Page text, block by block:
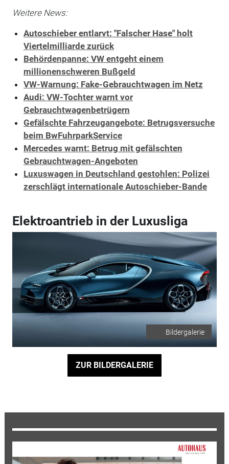
Weitere News:
Autoschieber entlarvt: "Falscher Hase" holt
Viertelmilliarde zurück
Behördenpanne: VW entgeht einem
millionenschweren Bußgeld
VW-Warnung: Fake-Gebrauchtwagen im Netz
Audi: VW-Tochter warnt vor
Gebrauchtwagenbetrügern
Gefälschte Fahrzeugangebote: Betrugsversuche
beim BwFuhrparkService
Mercedes warnt: Betrug mit gefälschten
Gebrauchtwagen-Angeboten
Luxuswagen in Deutschland gestohlen: Polizei
zerschlägt internationale Autoschieber-Bande
Elektroantrieb in der Luxusliga
Bildergalerie
ZUR BILDERGALERIE